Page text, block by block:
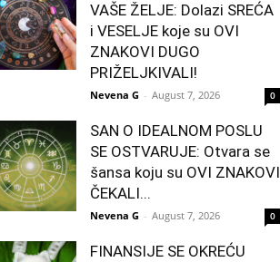
VAŠE ŽELJE: Dolazi SREĆA
i VESELJE koje su OVI
ZNAKOVI DUGO
PRIŽELJKIVALI!
Nevena G - August 7, 2026 0
SAN O IDEALNOM POSLU
SE OSTVARUJE: Otvara se
šansa koju su OVI ZNAKOVI
ČEKALI...
Nevena G - August 7, 2026 0
FINANSIJE SE OKREĆU